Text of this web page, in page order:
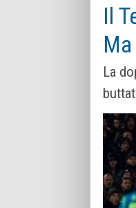
Il
La